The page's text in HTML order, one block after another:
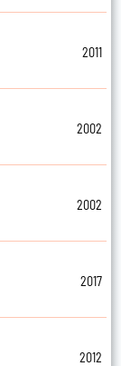
2011
2002
2002
2017
2012